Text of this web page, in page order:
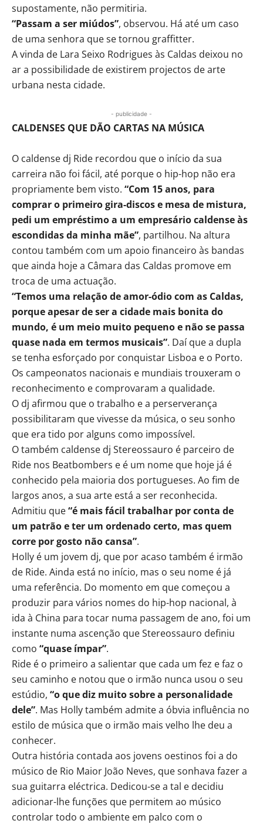
supostamente, não permitiria.
“Passam a ser miúdos”, observou. Há até um caso
de uma senhora que se tornou graffitter.
A vinda de Lara Seixo Rodrigues às Caldas deixou no
ar a possibilidade de existirem projectos de arte
urbana nesta cidade.
- publicidade -
CALDENSES QUE DÃO CARTAS NA MÚSICA
O caldense dj Ride recordou que o início da sua
carreira não foi fácil, até porque o hip-hop não era
propriamente bem visto. “Com 15 anos, para
comprar o primeiro gira-discos e mesa de mistura,
pedi um empréstimo a um empresário caldense às
escondidas da minha mãe”, partilhou. Na altura
contou também com um apoio financeiro às bandas
que ainda hoje a Câmara das Caldas promove em
troca de uma actuação.
“Temos uma relação de amor-ódio com as Caldas,
porque apesar de ser a cidade mais bonita do
mundo, é um meio muito pequeno e não se passa
quase nada em termos musicais”. Daí que a dupla
se tenha esforçado por conquistar Lisboa e o Porto.
Os campeonatos nacionais e mundiais trouxeram o
reconhecimento e comprovaram a qualidade.
O dj afirmou que o trabalho e a perserverança
possibilitaram que vivesse da música, o seu sonho
que era tido por alguns como impossível.
O também caldense dj Stereossauro é parceiro de
Ride nos Beatbombers e é um nome que hoje já é
conhecido pela maioria dos portugueses. Ao fim de
largos anos, a sua arte está a ser reconhecida.
Admitiu que“é mais fácil trabalhar por conta de
um patrão e ter um ordenado certo, mas quem
corre por gosto não cansa”.
Holly é um jovem dj, que por acaso também é irmão
de Ride. Ainda está no início, mas o seu nome é já
uma referência. Do momento em que começou a
produzir para vários nomes do hip-hop nacional, à
ida à China para tocar numa passagem de ano, foi um
instante numa ascenção que Stereossauro definiu
como “quase ímpar”.
Ride é o primeiro a salientar que cada um fez e faz o
seu caminho e notou que o irmão nunca usou o seu
estúdio, “o que diz muito sobre a personalidade
dele”. Mas Holly também admite a óbvia influência no
estilo de música que o irmão mais velho lhe deu a
conhecer.
Outra história contada aos jovens oestinos foi a do
músico de Rio Maior João Neves, que sonhava fazer a
sua guitarra eléctrica. Dedicou-se a tal e decidiu
adicionar-lhe funções que permitem ao músico
controlar todo o ambiente em palco com o